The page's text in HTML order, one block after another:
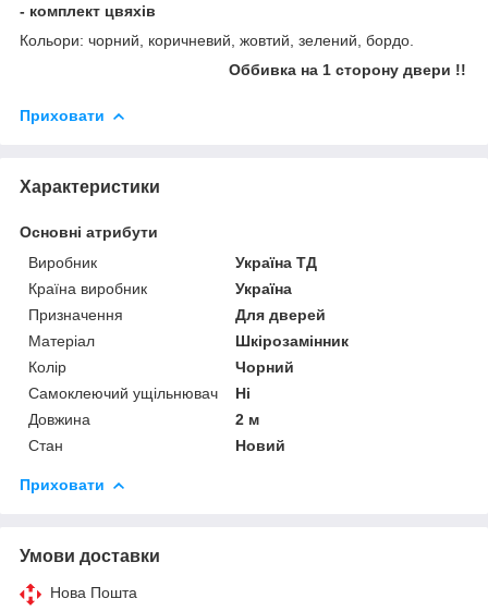
- комплект цвяхів
Кольори: чорний, коричневий, жовтий, зелений, бордо.
Оббивка на 1 сторону двери !!
Приховати
Характеристики
Основні атрибути
Виробник
Україна ТД
Країна виробник
Україна
Призначення
Для дверей
Матеріал
Шкірозамінник
Колір
Чорний
Самоклеючий ущільнювач
Ні
Довжина
2 м
Стан
Новий
Приховати
Умови доставки
Нова Пошта